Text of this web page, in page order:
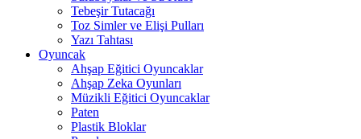
Tebeşir Tutacağı
Toz Simler ve Elişi Pulları
Yazı Tahtası
Oyuncak
Ahşap Eğitici Oyuncaklar
Ahşap Zeka Oyunları
Müzikli Eğitici Oyuncaklar
Paten
Plastik Bloklar